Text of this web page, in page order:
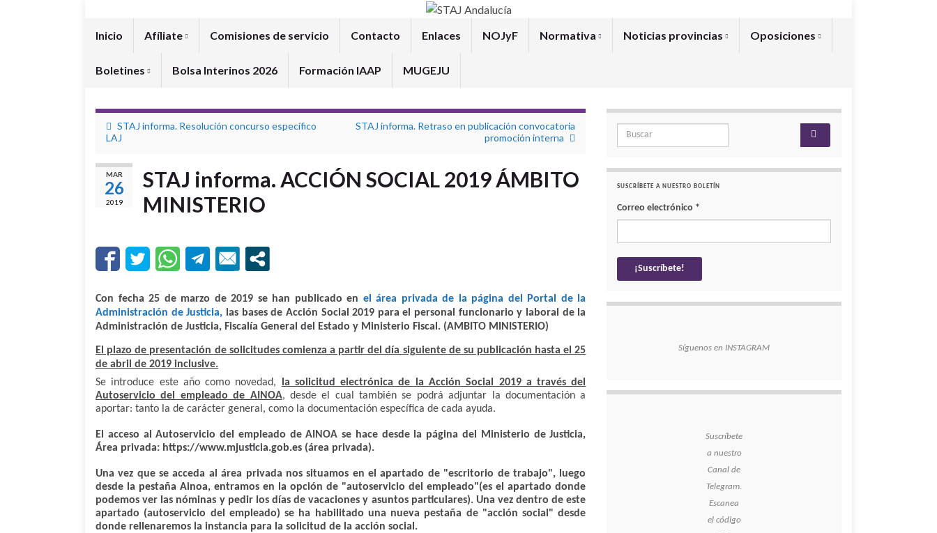
Inicio Afíliate Comisiones de servicio Contacto Enlaces NOJyF Normativa Noticias provincias Oposiciones
Boletines Bolsa Interinos 2026 Formación IAAP MUGEJU
STAJ informa. Resolución concurso específico
LAJ
STAJ informa. Retraso en publicación convocatoria
promoción interna
MAR
26
2019
STAJ informa. ACCIÓN SOCIAL 2019 ÁMBITO
MINISTERIO
Con fecha 25 de marzo de 2019 se han publicado en el área privada de la página del Portal de la
Administración de Justicia, las bases de Acción Social 2019 para el personal funcionario y laboral de la
Administración de Justicia, Fiscalía General del Estado y Ministerio Fiscal. (AMBITO MINISTERIO)
El plazo de presentación de solicitudes comienza a partir del día siguiente de su publicación hasta el 25
de abril de 2019 inclusive.
Se introduce este año como novedad,
la solicitud electrónica de la Acción Social 2019 a través del
Autoservicio del empleado de AINOA, desde el cual también se podrá adjuntar la documentación a
aportar: tanto la de carácter general, como la documentación específica de cada ayuda.
El acceso al Autoservicio del empleado de AINOA se hace desde la página del Ministerio de Justicia,
Área privada: https://www.mjusticia.gob.es (área privada).
Una vez que se acceda al área privada nos situamos en el apartado de "escritorio de trabajo", luego
desde la pestaña Ainoa, entramos en la opción de "autoservicio del empleado"(es el apartado donde
podemos ver las nóminas y pedir los días de vacaciones y asuntos particulares). Una vez dentro de este
apartado (autoservicio del empleado) se ha habilitado una nueva pestaña de "acción social" desde
donde rellenaremos la instancia para la solicitud de la acción social.
Search for:
SUSCRÍBETE A NUESTRO BOLETÍN
Correo electrónico *
Síguenos en INSTAGRAM
Suscríbete
a nuestro
Canal de
Telegram.
Escanea
el código